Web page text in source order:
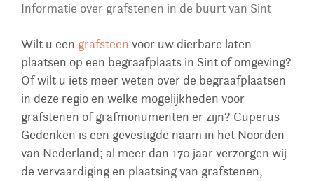
Informatie over grafstenen in de buurt van Sint
Wilt u een grafsteen voor uw dierbare laten
plaatsen op een begraafplaats in Sint of omgeving?
Of wilt u iets meer weten over de begraafplaatsen
in deze regio en welke mogelijkheden voor
grafstenen of grafmonumenten er zijn? Cuperus
Gedenken is een gevestigde naam in het Noorden
van Nederland; al meer dan 170 jaar verzorgen wij
de vervaardiging en plaatsing van grafstenen,